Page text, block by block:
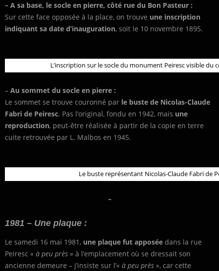
– A sa base, le socle en pierre, côté rue du Bon Pasteur :
Sur cette face opposée à la place, on trouve une inscription
indiquant sa date d’inauguration, soit le 10 novembre 1895.
L’inscription sur le socle du monument Peiresc visible du
– Au sommet du socle en pierre :
Le sommet se trouve couronné par le buste de Nicolas-Claude
Fabri de Peiresc. Pas l’original, fondu en 1942, mais une
reproduction, peut-être réalisée à partir de la copie en terre
cuite retrouvée par L. Malbos en 1945.
Le buste représentant Nicolas-Claude Fabri de
–
1981 – Une plaque :
Le samedi 16 mai 1981, une plaque fut apposée dans la rue
Peiresc « à peu près » à l’emplacement où se dressait son
ancienne demeure – j’insiste sur l’« à peu près », car cette